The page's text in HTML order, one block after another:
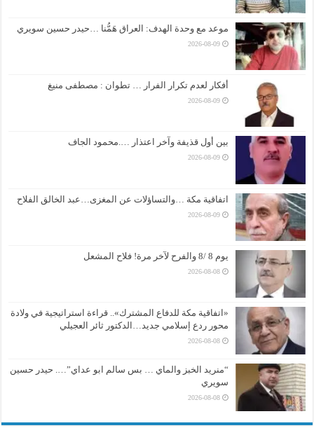
موعد مع وحدة الهدف: العراق هَمُّنا …حيدر حسين سويري
2026-08-09
أفكار لعدم تكرار الفرار … تطوان : مصطفى منيغ
2026-08-09
بين أول قذيفة وآخر اعتذار ….محمود الجاف
2026-08-09
اتفاقية مكة …والتساؤلات عن المغزى…عبد الخالق الفلاح
2026-08-09
يوم 8 /8 والفرح لآخر مرة! فلاح المشعل
2026-08-08
«اتفاقية مكة للدفاع المشترك».. قراءة استراتيجية في ولادة
محور ردع إسلامي جديد…الدكتور ثائر العجيلي
2026-08-08
“منريد الخبز والماي … بس سالم ابو عداي”…. حيدر حسين
سويري
2026-08-08